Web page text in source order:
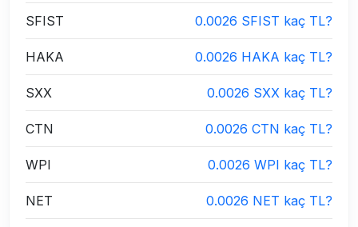
SFIST 0.0026 SFIST kaç TL?
HAKA 0.0026 HAKA kaç TL?
SXX 0.0026 SXX kaç TL?
CTN 0.0026 CTN kaç TL?
WPI 0.0026 WPI kaç TL?
NET 0.0026 NET kaç TL?